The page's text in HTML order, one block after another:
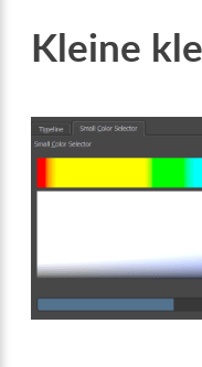
Kleine